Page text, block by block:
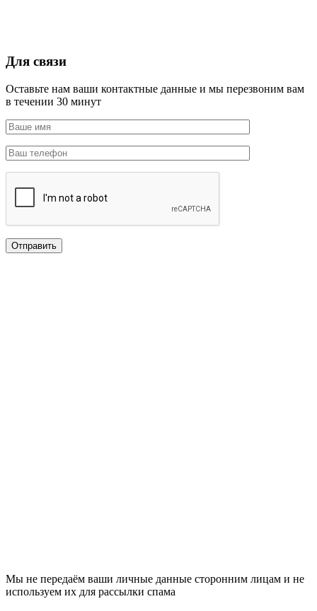
Для связи
Оставьте нам ваши контактные данные и мы перезвоним вам
в течении 30 минут
Мы не передаём ваши личные данные сторонним лицам и не
используем их для рассылки спама